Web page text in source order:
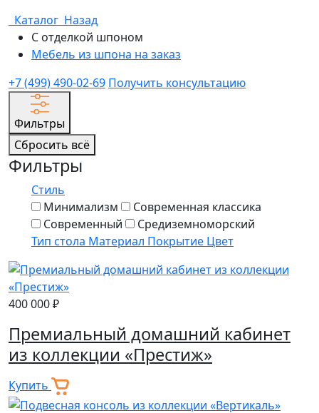
Каталог Назад
С отделкой шпоном
Мебель из шпона на заказ
+7 (499) 490-02-69 Получить консультацию
Фильтры
Сбросить всё
Фильтры
Стиль
Минимализм
Современная классика
Современный
Средиземноморский
Тип стола Материал Покрытие Цвет
400 000 ₽
Премиальный домашний кабинет
из коллекции «Престиж»
Купить